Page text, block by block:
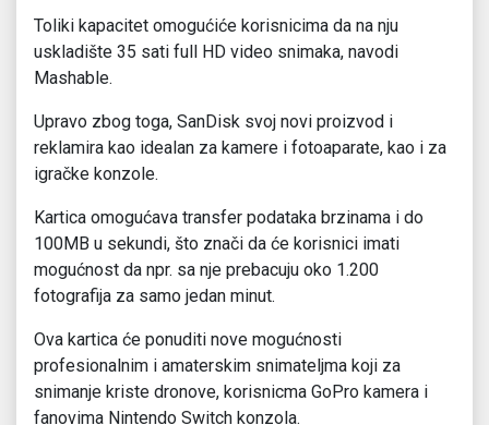
Toliki kapacitet omogućiće korisnicima da na nju
uskladište 35 sati full HD video snimaka, navodi
Mashable.
Upravo zbog toga, SanDisk svoj novi proizvod i
reklamira kao idealan za kamere i fotoaparate, kao i za
igračke konzole.
Kartica omogućava transfer podataka brzinama i do
100MB u sekundi, što znači da će korisnici imati
mogućnost da npr. sa nje prebacuju oko 1.200
fotografija za samo jedan minut.
Ova kartica će ponuditi nove mogućnosti
profesionalnim i amaterskim snimateljma koji za
snimanje kriste dronove, korisnicma GoPro kamera i
fanovima Nintendo Switch konzola.